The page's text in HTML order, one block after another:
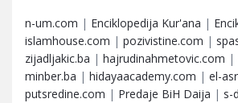
n-um.com | Enciklopedija Kur'ana |
islamhouse.com | pozivistine.com |
zijadljakic.ba | hajrudinahmetovic.com |
minber.ba | hidayaacademy.com | el-
putsredine.com | Predaje BiH Daija | s-